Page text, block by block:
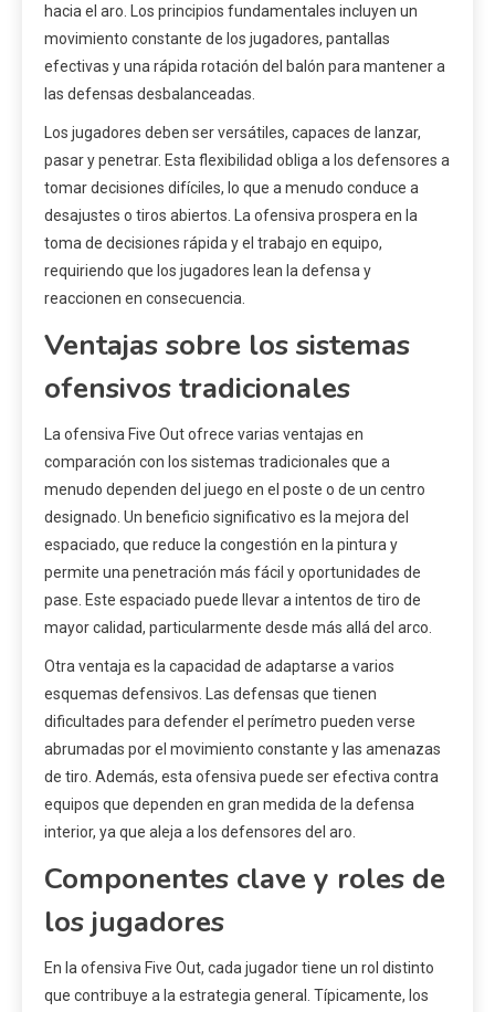
hacia el aro. Los principios fundamentales incluyen un
movimiento constante de los jugadores, pantallas
efectivas y una rápida rotación del balón para mantener a
las defensas desbalanceadas.
Los jugadores deben ser versátiles, capaces de lanzar,
pasar y penetrar. Esta flexibilidad obliga a los defensores a
tomar decisiones difíciles, lo que a menudo conduce a
desajustes o tiros abiertos. La ofensiva prospera en la
toma de decisiones rápida y el trabajo en equipo,
requiriendo que los jugadores lean la defensa y
reaccionen en consecuencia.
Ventajas sobre los sistemas
ofensivos tradicionales
La ofensiva Five Out ofrece varias ventajas en
comparación con los sistemas tradicionales que a
menudo dependen del juego en el poste o de un centro
designado. Un beneficio significativo es la mejora del
espaciado, que reduce la congestión en la pintura y
permite una penetración más fácil y oportunidades de
pase. Este espaciado puede llevar a intentos de tiro de
mayor calidad, particularmente desde más allá del arco.
Otra ventaja es la capacidad de adaptarse a varios
esquemas defensivos. Las defensas que tienen
dificultades para defender el perímetro pueden verse
abrumadas por el movimiento constante y las amenazas
de tiro. Además, esta ofensiva puede ser efectiva contra
equipos que dependen en gran medida de la defensa
interior, ya que aleja a los defensores del aro.
Componentes clave y roles de
los jugadores
En la ofensiva Five Out, cada jugador tiene un rol distinto
que contribuye a la estrategia general. Típicamente, los